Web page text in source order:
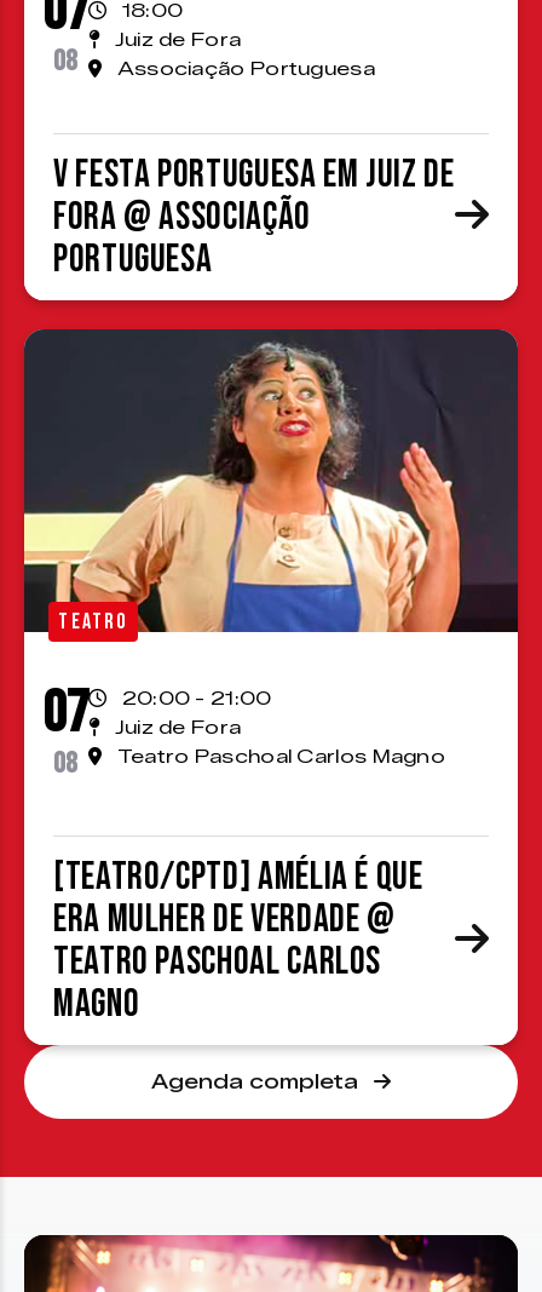
08
18:00
Juiz de Fora
Associação Portuguesa
V Festa Portuguesa em Juiz de
Fora @ Associação
Portuguesa
TEATRO
07
08
20:00 - 21:00
Juiz de Fora
Teatro Paschoal Carlos Magno
[TEATRO/CPTD] Amélia é que
era mulher de verdade @
Teatro Paschoal Carlos
Magno
Agenda completa